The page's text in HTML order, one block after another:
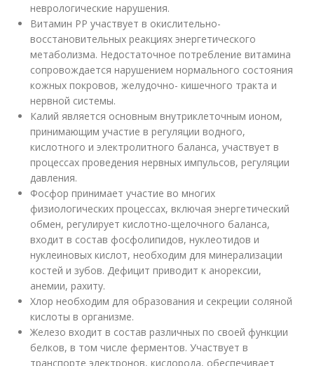
неврологические нарушения.
Витамин РР участвует в окислительно-
восстановительных реакциях энергетического
метаболизма. Недостаточное потребление витамина
сопровождается нарушением нормального состояния
кожных покровов, желудочно- кишечного тракта и
нервной системы.
Калий является основным внутриклеточным ионом,
принимающим участие в регуляции водного,
кислотного и электролитного баланса, участвует в
процессах проведения нервных импульсов, регуляции
давления.
Фосфор принимает участие во многих
физиологических процессах, включая энергетический
обмен, регулирует кислотно-щелочного баланса,
входит в состав фосфолипидов, нуклеотидов и
нуклеиновых кислот, необходим для минерализации
костей и зубов. Дефицит приводит к анорексии,
анемии, рахиту.
Хлор необходим для образования и секреции соляной
кислоты в организме.
Железо входит в состав различных по своей функции
белков, в том числе ферментов. Участвует в
транспорте электронов, кислорода, обеспечивает